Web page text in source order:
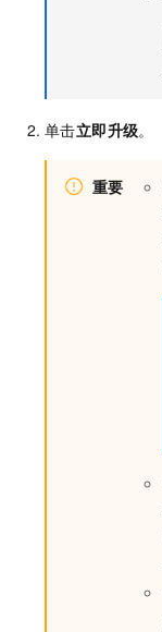
单击立即升级。
重要